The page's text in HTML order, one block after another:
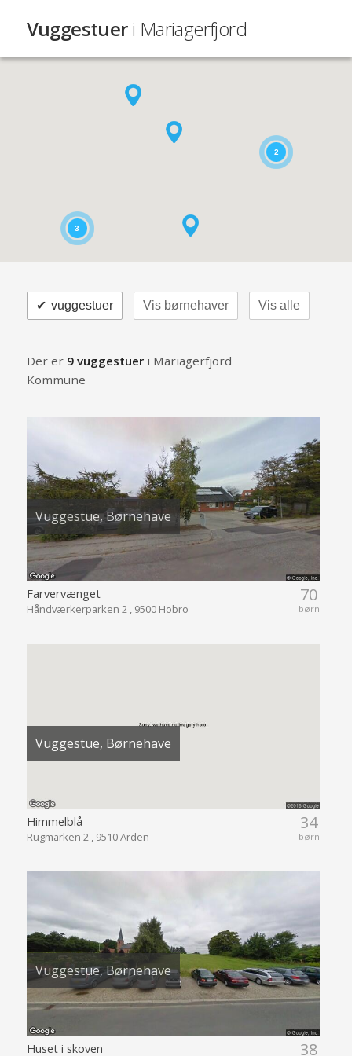
Vuggestueri Mariagerfjord
3
2
vuggestuer
✔ Vis børnehaver Vis alle
Der er 9 vuggestueri Mariagerfjord
Kommune
Vuggestue, Børnehave
70
børn
Farvervænget
Håndværkerparken 2 , 9500 Hobro
Vuggestue, Børnehave
34
børn
Himmelblå
Rugmarken 2 , 9510 Arden
Vuggestue, Børnehave
38
Huset i skoven